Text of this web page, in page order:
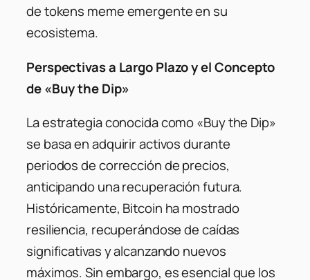
de tokens meme emergente en su
ecosistema.
Perspectivas a Largo Plazo y el Concepto
de «Buy the Dip»
La estrategia conocida como «Buy the Dip»
se basa en adquirir activos durante
periodos de corrección de precios,
anticipando una recuperación futura.
Históricamente, Bitcoin ha mostrado
resiliencia, recuperándose de caídas
significativas y alcanzando nuevos
máximos. Sin embargo, es esencial que los